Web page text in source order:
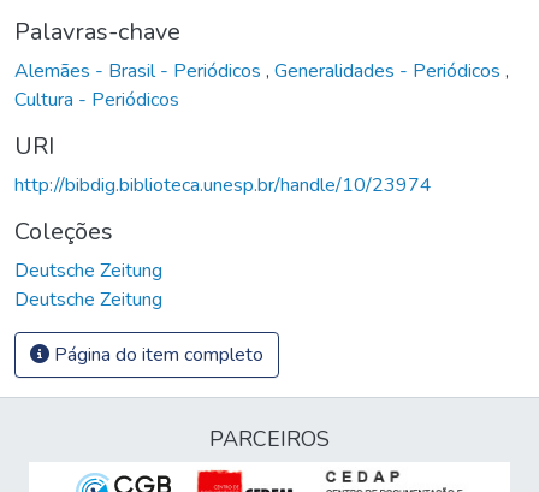
Palavras-chave
Alemães - Brasil - Periódicos , Generalidades - Periódicos ,
Cultura - Periódicos
URI
http://bibdig.biblioteca.unesp.br/handle/10/23974
Coleções
Deutsche Zeitung
Deutsche Zeitung
Página do item completo
PARCEIROS